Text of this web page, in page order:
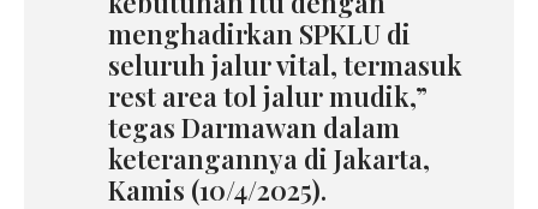
menghadirkan SPKLU di
seluruh jalur vital, termasuk
rest area tol jalur mudik,”
tegas Darmawan dalam
keterangannya di Jakarta,
Kamis (10/4/2025).